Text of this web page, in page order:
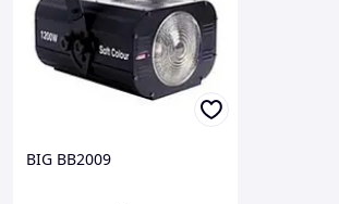
BIG BB2009